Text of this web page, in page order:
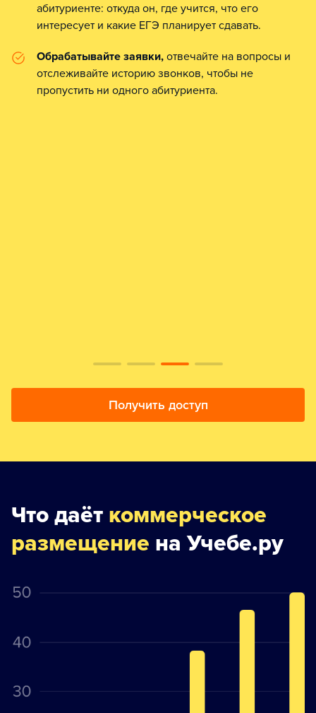
абитуриенте: откуда он, где учится, что его
интересует и какие ЕГЭ планирует сдавать.
Обрабатывайте заявки, отвечайте на вопросы и
отслеживайте историю звонков, чтобы не
пропустить ни одного абитуриента.
Получить доступ
Что даёт коммерческое
размещение на Учебе.ру